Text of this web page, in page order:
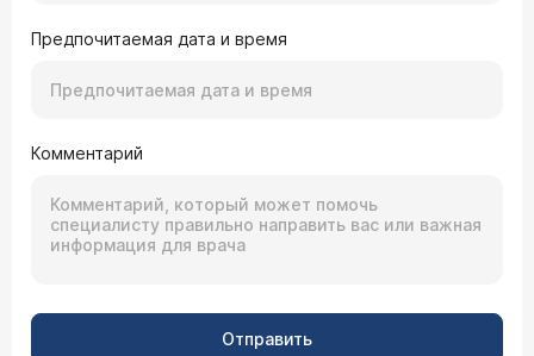
Предпочитаемая дата и время
Комментарий
Отправить